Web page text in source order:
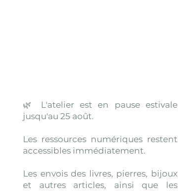
🌿 L'atelier est en pause estivale
jusqu'au 25 août.
Les ressources numériques restent
accessibles immédiatement.
Les envois des livres, pierres, bijoux
et autres articles, ainsi que les